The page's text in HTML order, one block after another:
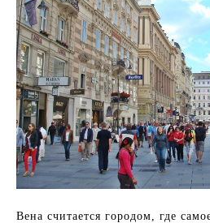
Вена считается городом, где